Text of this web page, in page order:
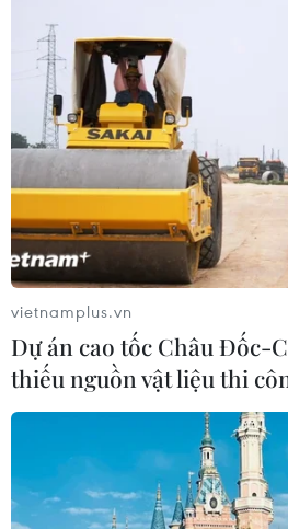
vietnamplus.vn
Dự án cao tốc Châu Đốc-
thiếu nguồn vật liệu thi